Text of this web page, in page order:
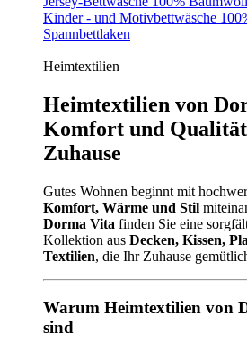
Kinder - und Motivbettwäsche
Spannbettlaken
Heimtextilien
Heimtextilien von
Komfort und
Zuhause
Gutes Wohnen beginnt mit
Komfort, Wärme und Stil
Dorma Vita finden Sie eine
Kollektion aus Decken, Kissen,
Textilien, die Ihr Zuhause
Warum Heimtextilien von
sind